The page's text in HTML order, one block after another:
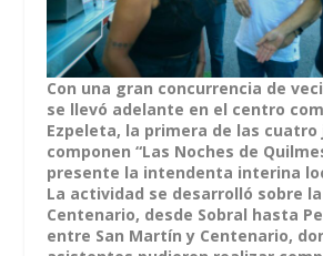
Con una gran concurrencia de
se llevó adelante en el centro
Ezpeleta, la primera de las cuatro
componen “Las Noches de
presente la intendenta interina
La actividad se desarrolló sobre
Centenario, desde Sobral hasta
entre San Martín y Centenario,